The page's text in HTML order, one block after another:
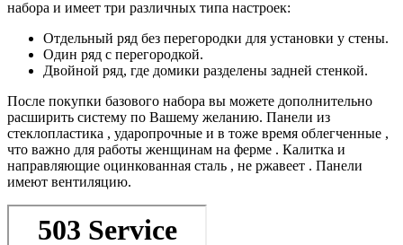
набора и имеет три различных типа настроек:
Отдельный ряд без перегородки для установки у стены.
Один ряд с перегородкой.
Двойной ряд, где домики разделены задней стенкой.
После покупки базового набора вы можете дополнительно
расширить систему по Вашему желанию. Панели из
стеклопластика , ударопрочные и в тоже время облегченные ,
что важно для работы женщинам на ферме . Калитка и
направляющие оцинкованная сталь , не ржавеет . Панели
имеют вентиляцию.